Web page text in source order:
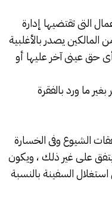
التى تقتضيها إدارة
المالكين يصدر بالأغلبية
أى حق عينى آخر عليها أو
ما ورد بالفقرة
الشيوع وفى الخسارة
على غير ذلك ، ويكون
السفينة بالنسبة